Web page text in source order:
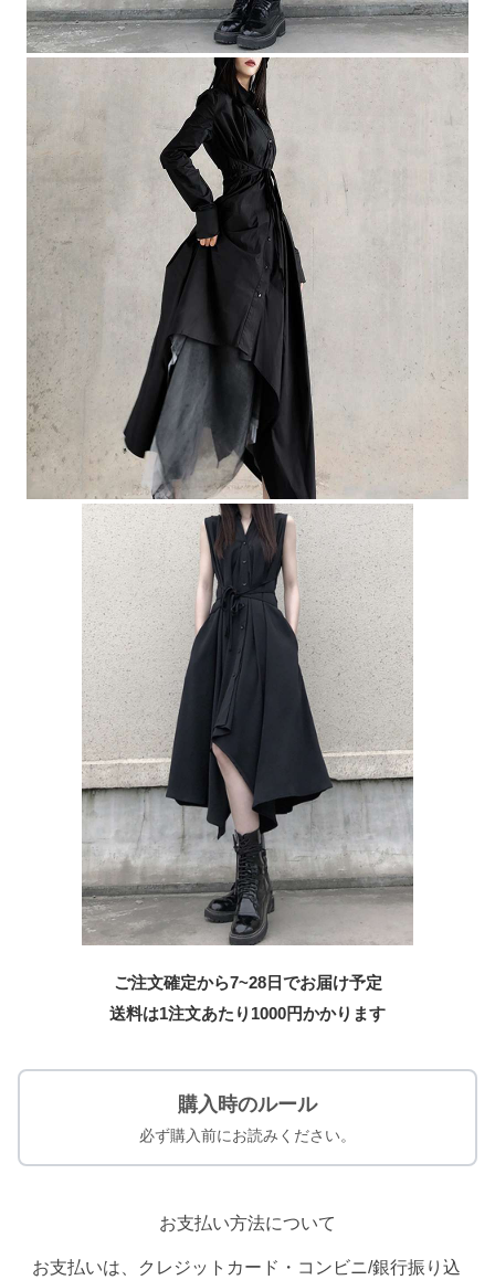
ご注文確定から7~28日でお届け予定
送料は1注文あたり 1000円かかります
購入時のルール
必ず購入前にお読みください。
お支払い方法について
お支払いは、クレジットカード・コンビニ/銀行振り込